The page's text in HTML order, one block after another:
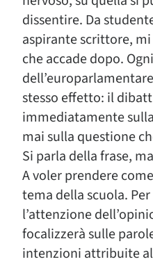
dissentire. Da
aspirante scrittore,
che accade dopo.
stesso effetto: il
immediatamente
mai sulla questione
Si parla della frase,
A voler prendere
tema della scuola.
l’attenzione
focalizzerà sulle
intenzioni attribuite